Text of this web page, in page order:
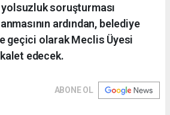
yolsuzluk soruşturması
ardından, belediye
geçici olarak Meclis Üyesi
edecek.
ABONE OL